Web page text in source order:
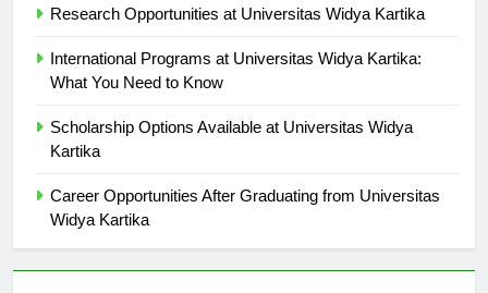
International Programs at Universitas Widya Kartika:
Scholarship Options Available at Universitas Widya
Career Opportunities After Graduating from Universitas